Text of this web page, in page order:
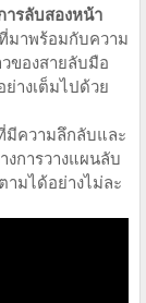
รลับสองหน้า
มาพร้อมกับความ
ของสายลับมือ
างเต็มไปด้วย
มีความลึกลับและ
การวางแผนลับ
มได้อย่างไม่ละ